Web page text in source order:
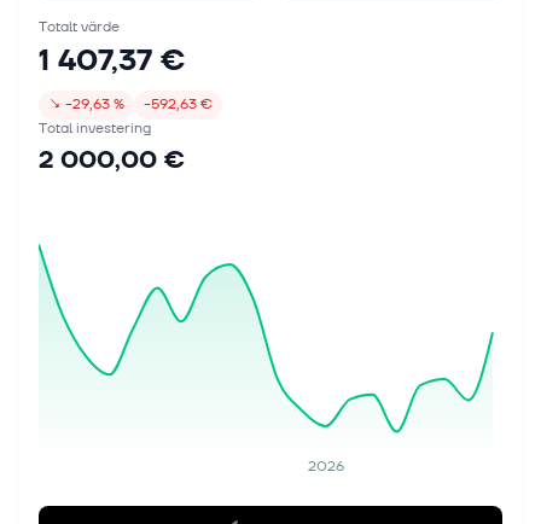
Totalt värde
1 407,37 €
↘ −29,63 %
−592,63 €
Total investering
2 000,00 €
2026